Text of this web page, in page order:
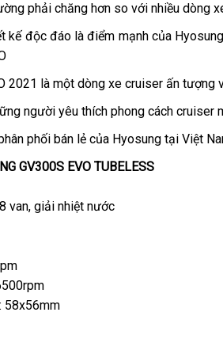
phải chăng hơn so với nhiều dòng
kế độc đáo là điểm mạnh của
2021 là một dòng xe cruiser ấn
người yêu thích phong cách
phối bán lẻ của Hyosung tại Việt
GV300S EVO TUBELESS
van, giải nhiệt nước
58x56mm